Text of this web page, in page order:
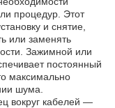
процедур. Этот
и снятие,
или заменять
Зажимной или
постоянный
максимально
шума.
вокруг кабелей —